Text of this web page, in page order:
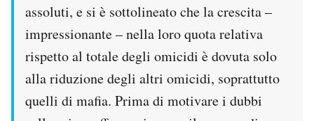
assoluti, e si è sottolineato che la crescita –
impressionante – nella loro quota relativa
rispetto al totale degli omicidi è dovuta solo
alla riduzione degli altri omicidi, soprattutto
quelli di mafia. Prima di motivare i dubbi